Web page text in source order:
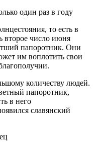
один раз в году
то есть в
второе число июня
папоротник. Они
им воплотить свои
количеству людей.
папоротник,
в него
славянский